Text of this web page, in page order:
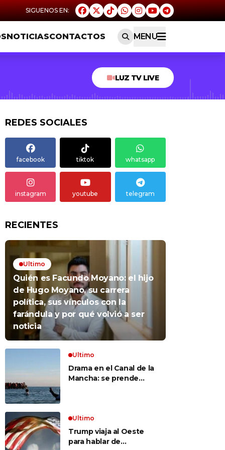
NOTICIASCONTACTOS MENU
LUZ TV LIVE
REDES SOCIALES
facebook tiktok whatsapp
instagram youtube telegram
RECIENTES
Ultimo
Quién es Facundo Moyano: el hijo
de Hugo Moyano, su carrera
política, sus vínculos con la
farándula y por qué volvió a ser
noticia
Ultimo
Drama en el Canal de la
Mancha: se prende
Ultimo
Trump viaja al Oeste
para hablar de